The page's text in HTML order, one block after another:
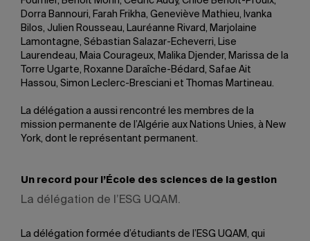
Dorra Bannouri, Farah Frikha, Geneviève Mathieu, Ivanka
Bilos, Julien Rousseau, Lauréanne Rivard, Marjolaine
Lamontagne, Sébastian Salazar-Echeverri, Lise
Laurendeau, Maia Courageux, Malika Djender, Marissa de la
Torre Ugarte, Roxanne Daraîche-Bédard, Safae Ait
Hassou, Simon Leclerc-Bresciani et Thomas Martineau.
La délégation a aussi rencontré les membres de la
mission permanente de l’Algérie aux Nations Unies, à New
York, dont le représentant permanent.
Un record pour l’École des sciences de la gestion
La délégation de l’ESG UQAM.
La délégation formée d’étudiants de l’ESG UQAM, qui